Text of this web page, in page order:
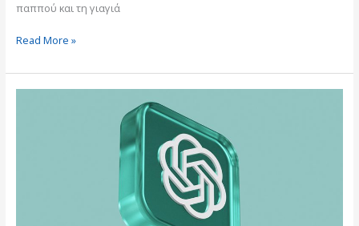
παππού και τη γιαγιά
Read More »